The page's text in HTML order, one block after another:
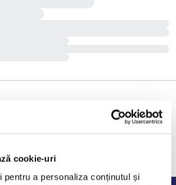
cookie-uri
pentru a personaliza conținutul și